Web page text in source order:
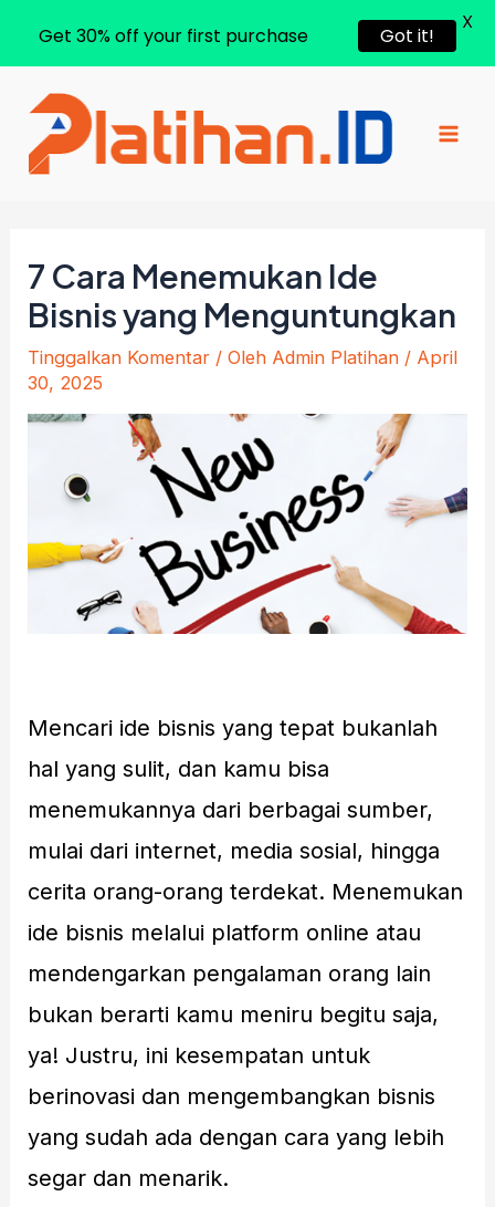
konten
7 Cara Menemukan Ide
Bisnis yang Menguntungkan
Tinggalkan Komentar / Oleh Admin Platihan / April
30, 2025
Mencari ide bisnis yang tepat bukanlah
hal yang sulit, dan kamu bisa
menemukannya dari berbagai sumber,
mulai dari internet, media sosial, hingga
cerita orang-orang terdekat. Menemukan
ide bisnis melalui platform online atau
mendengarkan pengalaman orang lain
bukan berarti kamu meniru begitu saja,
ya! Justru, ini kesempatan untuk
berinovasi dan mengembangkan bisnis
yang sudah ada dengan cara yang lebih
segar dan menarik.
Get 30% off your first purchase Got it!
X